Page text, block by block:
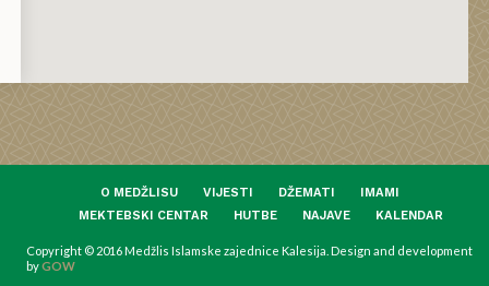
O MEDŽLISU VIJESTI DŽEMATI
IMAMI
MEKTEBSKI CENTAR
HUTBE NAJAVE KALENDAR
Copyright © 2016 Medžlis Islamske zajednice Kalesija. Design and development
byGOW